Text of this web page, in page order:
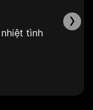
rất được ưa
tình
›